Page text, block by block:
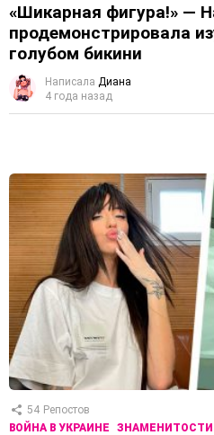
«Шикарная фигура!» —
продемонстрировала
голубом бикини
Написала Диана
4 года назад
54 Репостов
ВОЙНА В УКРАИНЕ
ЗНАМЕНИТОСТИ